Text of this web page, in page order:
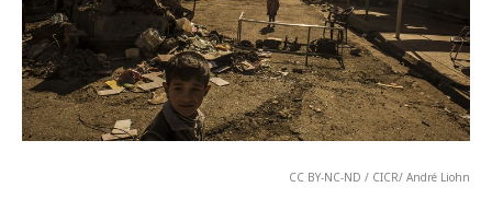
CC BY-NC-ND / CICR/ André Liohn